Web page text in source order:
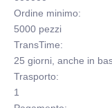
Ordine minimo:
5000 pezzi
TransTime:
25 giorni, anche in
Trasporto:
1